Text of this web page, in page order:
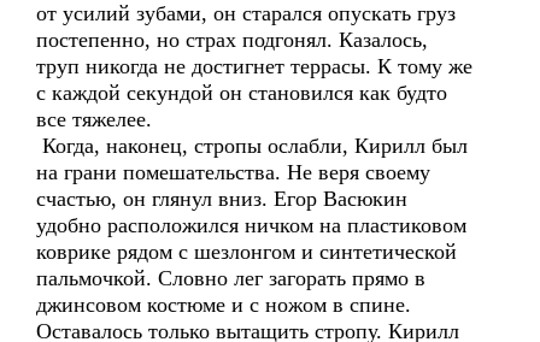
от усилий зубами, он старался опускать груз
постепенно, но страх подгонял. Казалось,
труп никогда не достигнет террасы. К тому же
с каждой секундой он становился как будто
все тяжелее.
Когда, наконец, стропы ослабли, Кирилл был
на грани помешательства. Не веря своему
счастью, он глянул вниз. Егор Васюкин
удобно расположился ничком на пластиковом
коврике рядом с шезлонгом и синтетической
пальмочкой. Словно лег загорать прямо в
джинсовом костюме и с ножом в спине.
Оставалось только вытащить стропу. Кирилл